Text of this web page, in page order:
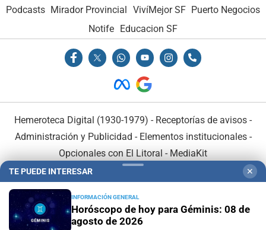
Podcasts Mirador Provincial VivíMejor SF Puerto Negocios
Notife
Educacion SF
Hemeroteca Digital (1930-1979) - Receptorías de avisos -
Administración y Publicidad - Elementos institucionales-
Opcionales con El Litoral - MediaKit
TE PUEDE INTERESAR ✕
INFORMACIÓN GENERAL
Horóscopo de hoy para Géminis: 08 de
agosto de 2026